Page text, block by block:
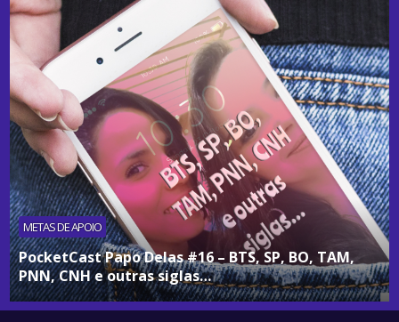
METAS DE APOIO
PocketCast Papo Delas #16 – BTS, SP, BO, TAM,
PNN, CNH e outras siglas…